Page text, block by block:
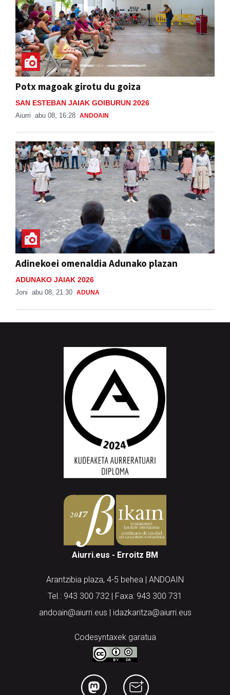
Potx magoak girotu du goiza
SAN ESTEBAN JAIAK GOIBURUN 2026
Aiurri abu 08, 16:28 ANDOAIN
Adinekoei omenaldia Adunako plazan
ADUNAKO JAIAK 2026
Joni abu 08, 21:30 ADUNA
Aiurri.eus - Erroitz BM
Arantzibia plaza, 4-5 behea | ANDOAIN
Tel.: 943 300 732 | Faxa: 943 300 731
andoain@aiurri.eus | idazkaritza@aiurri.eus
Codesyntaxek garatua